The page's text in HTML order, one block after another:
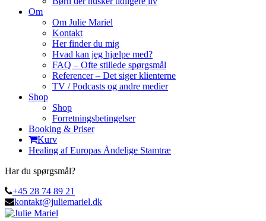
Om
Om Julie Mariel
Kontakt
Her finder du mig
Hvad kan jeg hjælpe med?
FAQ – Ofte stillede spørgsmål
Referencer – Det siger klienterne
TV / Podcasts og andre medier
Shop
Shop
Forretningsbetingelser
Booking & Priser
Kurv
Healing af Europas Åndelige Stamtræ
Har du spørgsmål?
+45 28 74 89 21
kontakt@juliemariel.dk